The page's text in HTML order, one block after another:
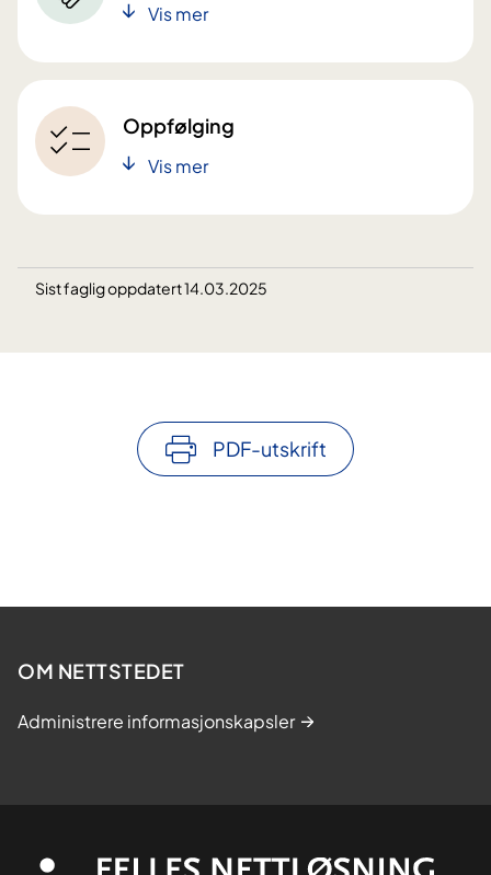
Vis mer
Oppfølging
Vis mer
Sist faglig oppdatert 14.03.2025
PDF-utskrift
OM NETTSTEDET
Administrere informasjonskapsler